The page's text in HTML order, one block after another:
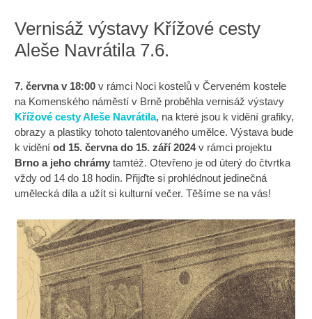
Vernisáž výstavy Křížové cesty
Aleše Navrátila 7.6.
7. června v 18:00 v rámci Noci kostelů v Červeném kostele
na Komenského náměstí v Brně proběhla vernisáž výstavy
Křížové cesty Aleše Navrátila, na které jsou k vidění grafiky,
obrazy a plastiky tohoto talentovaného umělce. Výstava bude
k viděníod 15. června do 15. září 2024v rámci projektu
Brno a jeho chrámy tamtéž. Otevřeno je od úterý do čtvrtka
vždy od 14 do 18 hodin. Přijďte si prohlédnout jedinečná
umělecká díla a užít si kulturní večer. Těšíme se na vás!